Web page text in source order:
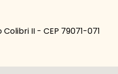
II - CEP 79071-071